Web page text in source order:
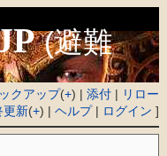
(避難
クアップ(+) |添付 | リロー
更新(+) |ヘルプ| ログイン ]